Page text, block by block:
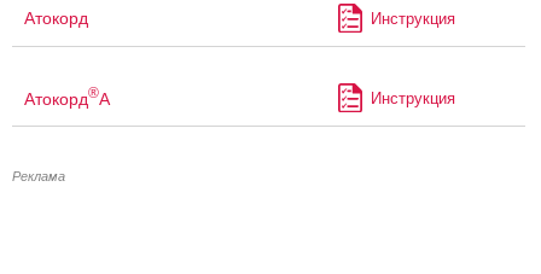
Атокорд Инструкция
Атокорд®А Инструкция
Реклама